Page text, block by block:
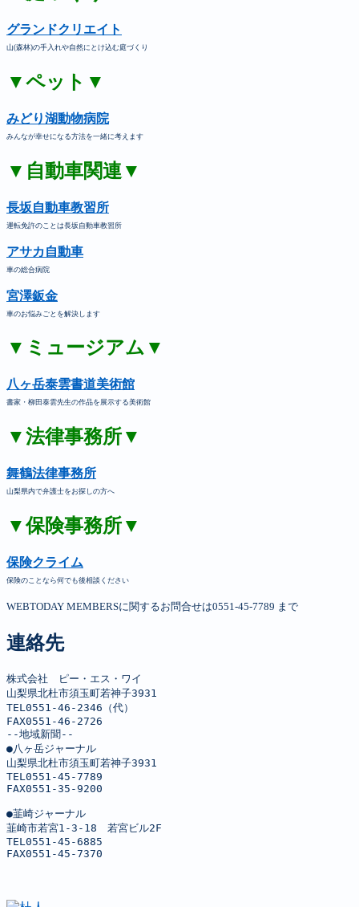
グランドクリエイト
山(森林)の手入れや自然にとけ込む庭づくり
▼ペット▼
みどり湖動物病院
みんなが幸せになる方法を一緒に考えます
▼自動車関連▼
長坂自動車教習所
運転免許のことは長坂自動車教習所
アサカ自動車
車の総合病院
宮澤鈑金
車のお悩みごとを解決します
▼ミュージアム▼
八ヶ岳泰雲書道美術館
書家・柳田泰雲先生の作品を展示する美術館
▼法律事務所▼
舞鶴法律事務所
山梨県内で弁護士をお探しの方へ
▼保険事務所▼
保険クライム
保険のことなら何でも後相談ください
WEBTODAY MEMBERSに関するお問合せは0551-45-7789 まで
連絡先
株式会社　ピー・エス・ワイ
山梨県北杜市須玉町若神子3931
TEL0551-46-2346（代）
FAX0551-46-2726
--地域新聞--
●八ヶ岳ジャーナル
山梨県北杜市須玉町若神子3931
TEL0551-45-7789
FAX0551-35-9200
●韮崎ジャーナル
韮崎市若宮1-3-18　若宮ビル2F
TEL0551-45-6885
FAX0551-45-7370